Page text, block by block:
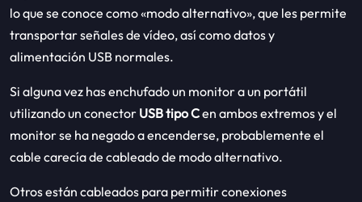
lo que se conoce como «modo alternativo», que les permite
transportar señales de vídeo, así como datos y
alimentación USB normales.
Si alguna vez has enchufado un monitor a un portátil
utilizando un conector USB tipo Cen ambos extremos y el
monitor se ha negado a encenderse, probablemente el
cable carecía de cableado de modo alternativo.
Otros están cableados para permitir conexiones